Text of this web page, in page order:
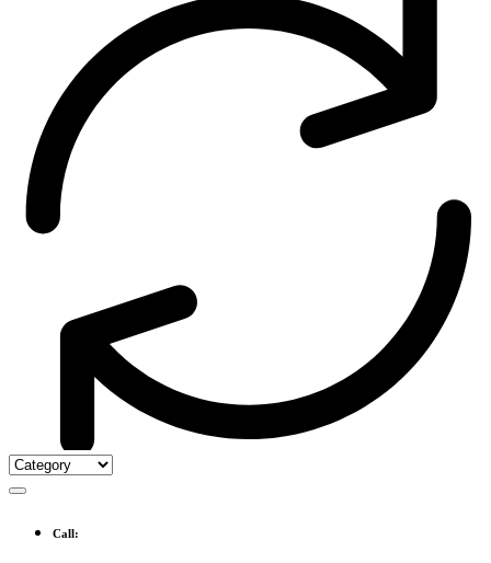
Call: